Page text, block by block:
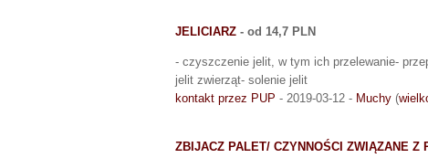
JELICIARZ - od 14,7 PLN
- czyszczenie jelit, w tym ich przelewanie-
jelit zwierząt- solenie jelit
kontakt przez PUP - 2019-03-12 - Muchy (
ZBIJACZ PALET/ CZYNNOŚCI ZWIĄZANE Z